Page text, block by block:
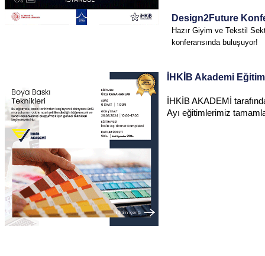
Design2Future
Hazır Giyim ve Tekstil
konferansında buluşuyor!
İHKİB Akademi
İHKİB AKADEMİ
Ayı eğitimlerimiz